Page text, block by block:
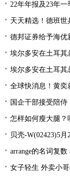
22年年报及23年一
天天精选！德班世
德邦证券给予海优新材买入
埃尔多安在土耳其
埃尔多安在土耳其
全球快消息！黄奕
国企干部接受陪
怎样如何瘦大腿？
贝壳-W(02423)5
arrange的名词复
女子轻生 外卖小